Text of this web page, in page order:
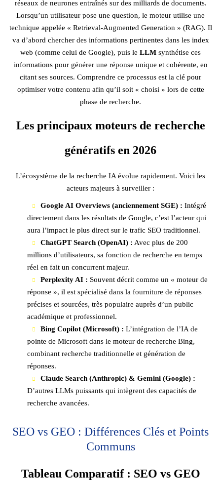
réseaux de neurones entraînés sur des milliards de documents.
Lorsqu’un utilisateur pose une question, le moteur utilise une
technique appelée « Retrieval-Augmented Generation » (RAG). Il
va d’abord chercher des informations pertinentes dans les index
web (comme celui de Google), puis le LLM synthétise ces
informations pour générer une réponse unique et cohérente, en
citant ses sources. Comprendre ce processus est la clé pour
optimiser votre contenu afin qu’il soit « choisi » lors de cette
phase de recherche.
Les principaux moteurs de recherche
génératifs en 2026
L’écosystème de la recherche IA évolue rapidement. Voici les
acteurs majeurs à surveiller :
Google AI Overviews (anciennement SGE) : Intégré
directement dans les résultats de Google, c’est l’acteur qui
aura l’impact le plus direct sur le trafic SEO traditionnel.
ChatGPT Search (OpenAI) : Avec plus de 200
millions d’utilisateurs, sa fonction de recherche en temps
réel en fait un concurrent majeur.
Perplexity AI : Souvent décrit comme un « moteur de
réponse », il est spécialisé dans la fourniture de réponses
précises et sourcées, très populaire auprès d’un public
académique et professionnel.
Bing Copilot (Microsoft) : L’intégration de l’IA de
pointe de Microsoft dans le moteur de recherche Bing,
combinant recherche traditionnelle et génération de
réponses.
Claude Search (Anthropic) & Gemini (Google) :
D’autres LLMs puissants qui intègrent des capacités de
recherche avancées.
SEO vs GEO : Différences Clés et Points
Communs
Tableau Comparatif : SEO vs GEO